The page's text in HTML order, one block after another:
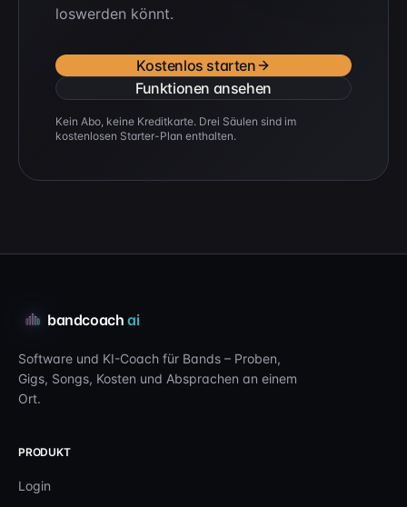
loswerden könnt.
Kostenlos starten
Funktionen ansehen
Kein Abo, keine Kreditkarte. Drei Säulen sind im
kostenlosen Starter-Plan enthalten.
bandcoach ai
Software und KI-Coach für Bands – Proben,
Gigs, Songs, Kosten und Absprachen an einem
Ort.
PRODUKT
Login